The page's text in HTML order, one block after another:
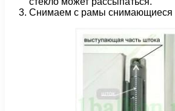
Снимаем с рамы снимающиеся